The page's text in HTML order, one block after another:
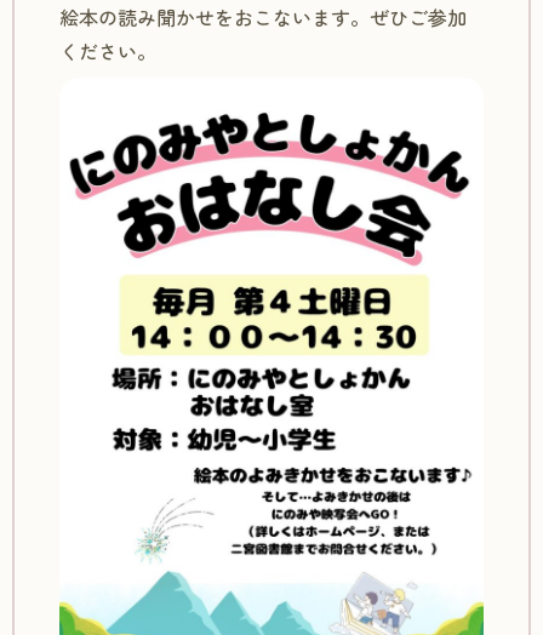
絵本の読み聞かせをおこないます。ぜひご参加
ください。